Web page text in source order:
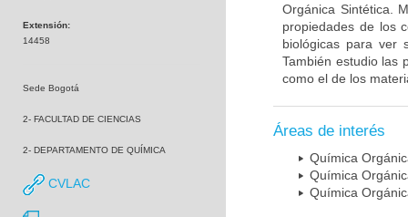
Extensión:
14458
Sede Bogotá
2- FACULTAD DE CIENCIAS
2- DEPARTAMENTO DE QUÍMICA
CVLAC
Orgánica Sintética.
propiedades de los
biológicas para ver
También estudio las
como el de los
Áreas de interés
Química
Química
Química